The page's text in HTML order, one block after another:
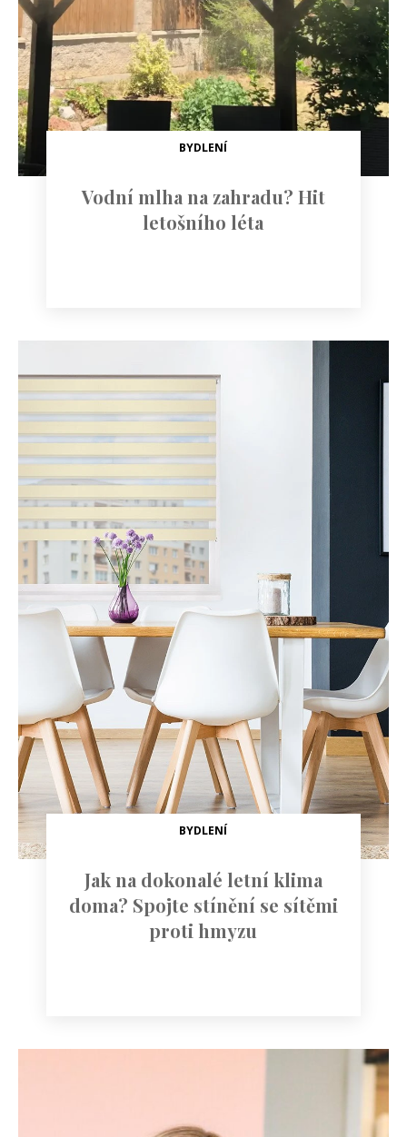
BYDLENÍ
Vodní mlha na zahradu? Hit
letošního léta
BYDLENÍ
Jak na dokonalé letní klima
doma? Spojte stínění se sítěmi
proti hmyzu